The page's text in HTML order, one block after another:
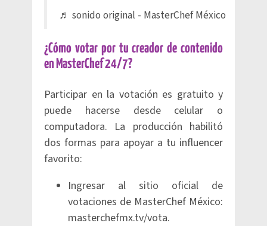
♬ sonido original - MasterChef México
¿Cómo votar por tu creador de contenido
en MasterChef 24/7?
Participar en la votación es gratuito y
puede hacerse desde celular o
computadora. La producción habilitó
dos formas para apoyar a tu influencer
favorito:
Ingresar al sitio oficial de
votaciones de MasterChef México:
masterchefmx.tv/vota.